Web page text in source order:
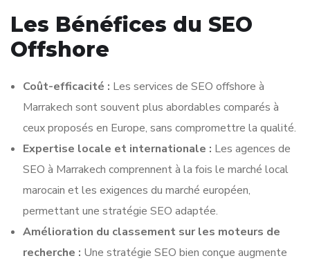
Les Bénéfices du SEO
Offshore
Coût-efficacité : Les services de SEO offshore à
Marrakech sont souvent plus abordables comparés à
ceux proposés en Europe, sans compromettre la qualité.
Expertise locale et internationale : Les agences de
SEO à Marrakech comprennent à la fois le marché local
marocain et les exigences du marché européen,
permettant une stratégie SEO adaptée.
Amélioration du classement sur les moteurs de
recherche : Une stratégie SEO bien conçue augmente